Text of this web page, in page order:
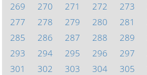
269
270 271 272 273
277
278 279 280 281
285
286 287 288 289
293
294 295 296 297
301
302 303 304 305